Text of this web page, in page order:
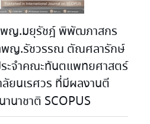
ญ.มยุรัชฎ์ พิพัฒภาสกร
พญ.รัชวรรณ ตัณศลารักษ์
ระจำคณะทันตแพทยศาสตร์
ยนเรศวร ที่มีผลงานตี
นาชาติ SCOPUS